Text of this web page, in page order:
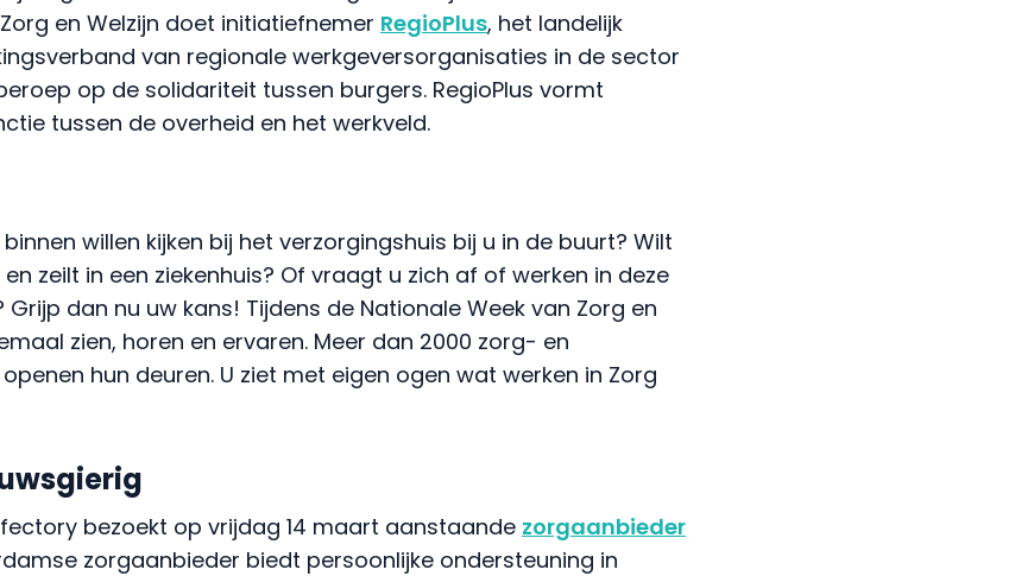
en Welzijn doet initiatiefnemer RegioPlus, het landelijk
van regionale werkgeversorganisaties in de sector
op de solidariteit tussen burgers. RegioPlus vormt
tussen de overheid en het werkveld.
willen kijken bij het verzorgingshuis bij u in de buurt? Wilt
zeilt in een ziekenhuis? Of vraagt u zich af of werken in deze
dan nu uw kans! Tijdens de Nationale Week van Zorg en
zien, horen en ervaren. Meer dan 2000 zorg- en
hun deuren. U ziet met eigen ogen wat werken in Zorg
bezoekt op vrijdag 14 maart aanstaande zorgaanbieder
zorgaanbieder biedt persoonlijke ondersteuning in